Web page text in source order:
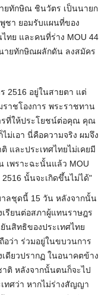
ยทักษิณ ชินวัตร เป็นนายก
ชา ยอมรับแผนที่ของ
ทย และคนที่ร่าง​ MOU 44
นายทักษิณผลักดัน ลงสมัคร
2516 อยู่ในสายตา แต่
ราชโองการ พระราชทาน
รที่ให้ประโยชน์ต่อคุณ คุณ
ม่เอา นี่คือความจริง ผมจึง
และประเทศไทยไม่เคยมี
เพราะฉะนั้นแล้ว MOU
นั้นจะเกิดขึ้นไม่ได้"
ลชุดนี้ 15 วัน หลังจากนั้น
รียนต่อสภาผู้แทนราษฎร
นสิทธิของประเทศไทย
อว่า ร่วมอยู่ในขบวนการ
ดียวปรากฏ ในอนาคตข้าง
ติ หลังจากนั้นตนก็จะไป
ทศว่า หากไม่ร่างสัญญา